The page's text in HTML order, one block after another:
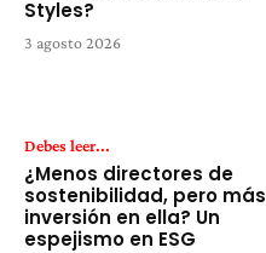
Styles?
3 agosto 2026
Debes leer...
¿Menos directores de
sostenibilidad, pero más
inversión en ella? Un
espejismo en ESG